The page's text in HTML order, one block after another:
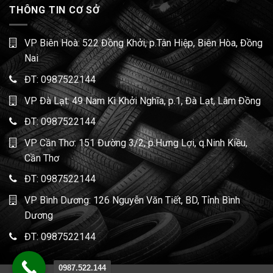
THÔNG TIN CƠ SỞ
VP Biên Hoà: 522 Đồng Khởi, p.Tân Hiệp, Biên Hòa, Đồng
Nai
ĐT: 0987522144
VP Đà Lạt: 49 Nam Kì Khởi Nghĩa, p.1, Đà Lạt, Lâm Đồng
ĐT:0987522144
VP Cần Thơ: 151 Đường 3/2, p.Hưng Lợi, q.Ninh Kiều,
Cần Thơ
ĐT: 0987522144
VP Bình Dương: 126 Nguyễn Văn Tiết, BD, Tỉnh Bình
Dương
ĐT: 0987522144
0987.522.144